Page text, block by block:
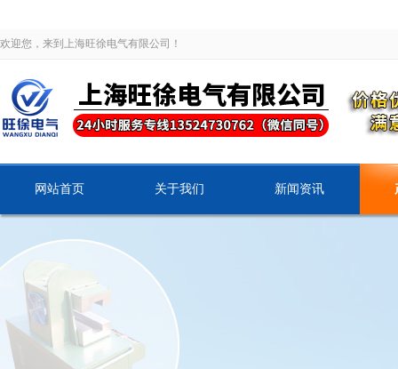
欢迎您，来到上海旺徐电气有限公司！
网站首页 关于我们 新闻资讯